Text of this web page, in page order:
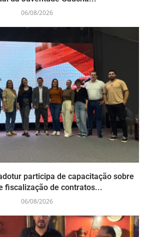
06/08/2026
participa de capacitação sobre
fiscalização de contratos...
06/08/2026